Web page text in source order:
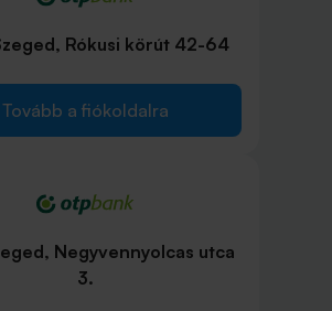
Rókusi körút 42-64
Tovább a fiókoldalra
Negyvennyolcas utca
3.